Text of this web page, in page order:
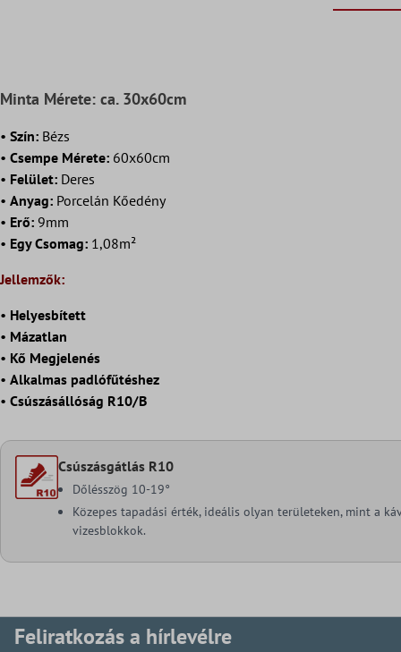
Minta Mérete: ca. 30x60cm
• Szín: Bézs
• Csempe Mérete: 60x60cm
• Felület: Deres
• Anyag: Porcelán Kőedény
• Erő: 9mm
• Egy Csomag: 1,08m²
Jellemzők:
• Helyesbített
• Mázatlan
• Kő Megjelenés
• Alkalmas padlófűtéshez
• Csúszásállóság R10/B
Csúszásgátlás R10
Dőlésszög 10-19°
Közepes tapadási érték, ideális olyan területeken, mint a
vizesblokkok.
Feliratkozás a hírlevélre